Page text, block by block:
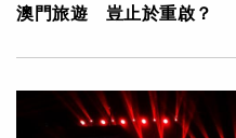
澳門旅遊 豈止於重啟？